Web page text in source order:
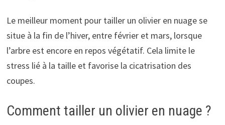
Le meilleur moment pour tailler un olivier en nuage se
situe à la fin de l’hiver, entre février et mars, lorsque
l’arbre est encore en repos végétatif. Cela limite le
stress lié à la taille et favorise la cicatrisation des
coupes.
Comment tailler un olivier en nuage ?